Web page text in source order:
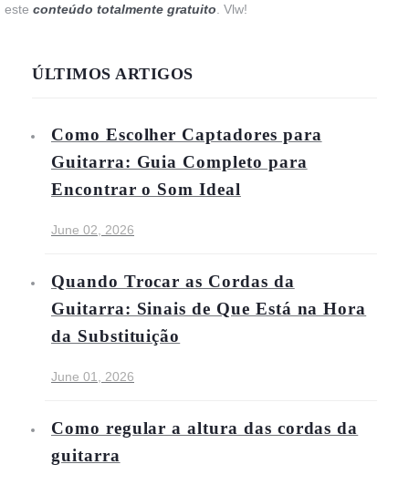
este conteúdo totalmente gratuito . Vlw!
ÚLTIMOS ARTIGOS
Como Escolher Captadores para
Guitarra: Guia Completo para
Encontrar o Som Ideal
June 02, 2026
Quando Trocar as Cordas da
Guitarra: Sinais de Que Está na Hora
da Substituição
June 01, 2026
Como regular a altura das cordas da
guitarra